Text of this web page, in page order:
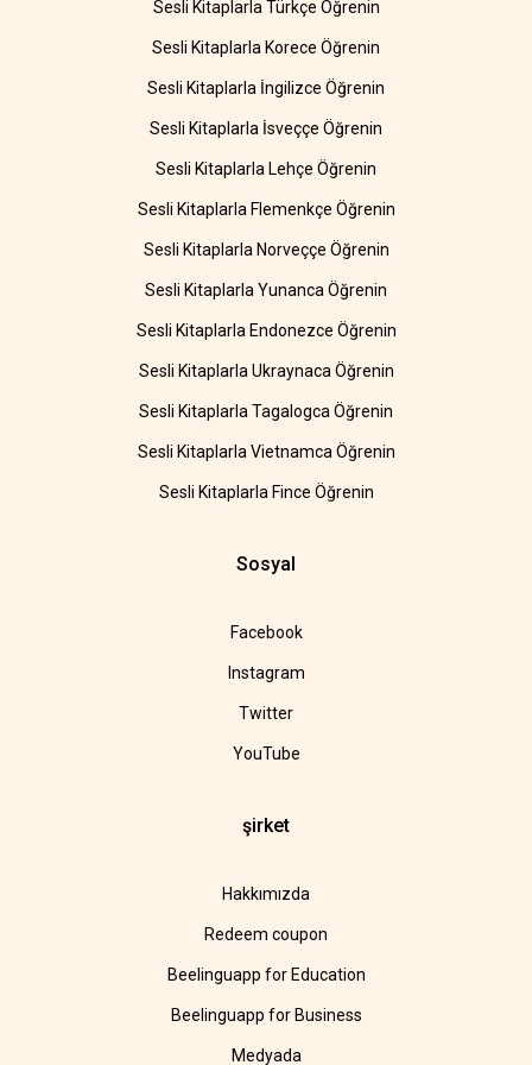
Sesli Kitaplarla Türkçe Öğrenin
Sesli Kitaplarla Korece Öğrenin
Sesli Kitaplarla İngilizce Öğrenin
Sesli Kitaplarla İsveççe Öğrenin
Sesli Kitaplarla Lehçe Öğrenin
Sesli Kitaplarla Flemenkçe Öğrenin
Sesli Kitaplarla Norveççe Öğrenin
Sesli Kitaplarla Yunanca Öğrenin
Sesli Kitaplarla Endonezce Öğrenin
Sesli Kitaplarla Ukraynaca Öğrenin
Sesli Kitaplarla Tagalogca Öğrenin
Sesli Kitaplarla Vietnamca Öğrenin
Sesli Kitaplarla Fince Öğrenin
Sosyal
Facebook
Instagram
Twitter
YouTube
şirket
Hakkımızda
Redeem coupon
Beelinguapp for Education
Beelinguapp for Business
Medyada